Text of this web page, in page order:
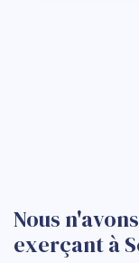
Nous
exerçant à